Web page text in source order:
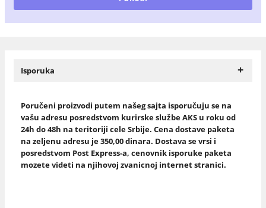
Isporuka +
Poručeni proizvodi putem našeg sajta isporučuju se na
vašu adresu posredstvom kurirske službe AKS u roku od
24h do 48h na teritoriji cele Srbije. Cena dostave paketa
na zeljenu adresu je 350,00 dinara. Dostava se vrsi i
posredstvom Post Express-a, cenovnik isporuke paketa
mozete videti na njihovoj zvanicnoj internet stranici.